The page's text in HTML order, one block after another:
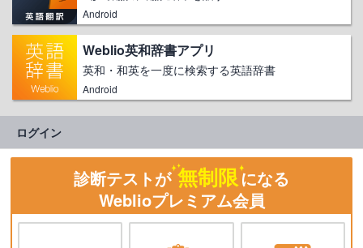
Android
Weblio英和辞書アプリ
英和・和英を一度に検索する英語辞書
Android
ログイン
診断テストが 無制限になる
Weblioプレミアム会員